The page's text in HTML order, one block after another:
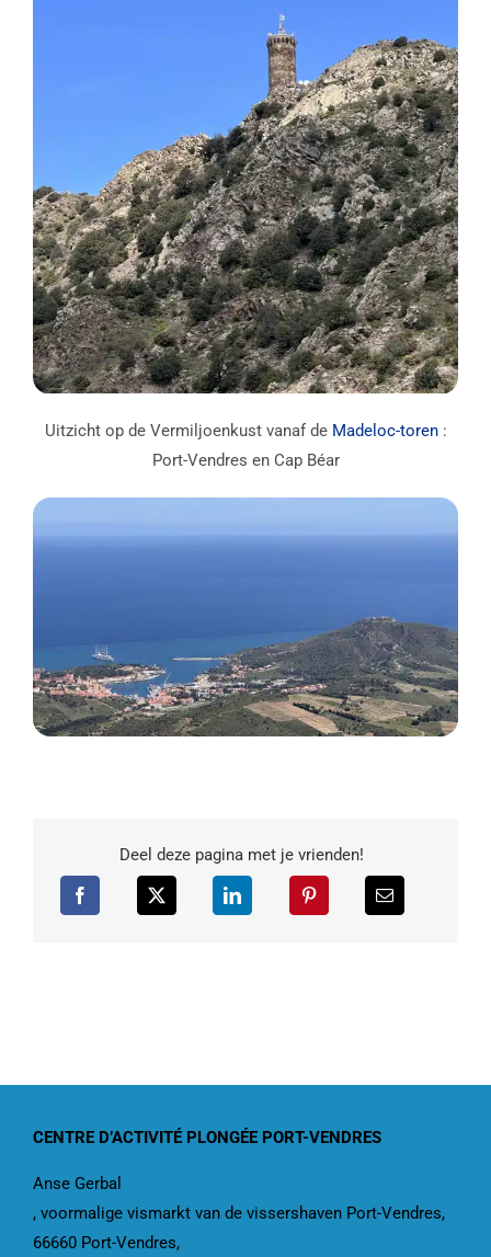
Uitzicht op de Vermiljoenkust vanaf de Madeloc-toren:
Port-Vendres en Cap Béar
Deel deze pagina met je vrienden!
CENTRE D’ACTIVITÉ PLONGÉE PORT-VENDRES
Anse Gerbal
, voormalige vismarkt van de vissershaven Port-Vendres,
66660 Port-Vendres,